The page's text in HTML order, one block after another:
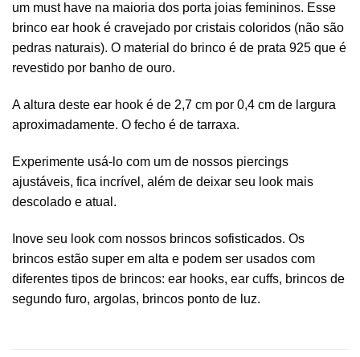
um must have na maioria dos porta joias femininos. Esse
brinco ear hook é cravejado por cristais coloridos (não são
pedras naturais). O material do brinco é de prata 925 que é
revestido por banho de ouro.
A altura deste ear hook é de 2,7 cm por 0,4 cm de largura
aproximadamente. O fecho é de tarraxa.
Experimente usá-lo com um de nossos piercings
ajustáveis, fica incrível, além de deixar seu look mais
descolado e atual.
Inove seu look com nossos brincos sofisticados. Os
brincos estão super em alta e podem ser usados com
diferentes tipos de brincos: ear hooks, ear cuffs, brincos de
segundo furo, argolas, brincos ponto de luz.